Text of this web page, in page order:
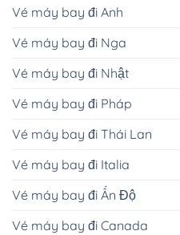
Vé máy bay đi Anh
Vé máy bay đi Nga
Vé máy bay đi Nhật
Vé máy bay đi Pháp
Vé máy bay đi Thái Lan
Vé máy bay đi Italia
Vé máy bay đi Ấn Độ
Vé máy bay đi Canada